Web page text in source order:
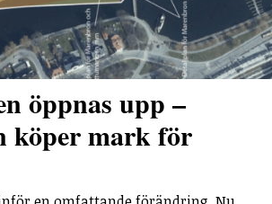
öppnas upp –
köper mark för